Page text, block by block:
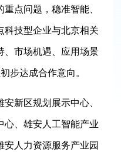
点问题，稳准智能、
科技型企业与北京相关
、市场机遇、应用场景
步达成合作意向。
新区规划展示中心、
、雄安人工智能产业
安人力资源服务产业园